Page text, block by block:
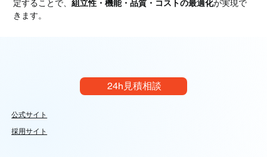
定することで、組立性・機能・品質・コストの最適化が実現で
きます。
24h見積相談
公式サイト
採用サイト